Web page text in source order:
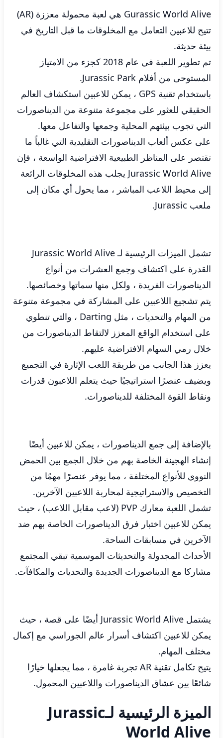
Gurassic World Alive هي لعبة محمولة معززة (AR)
تتيح للاعبين التعامل مع المخلوقات ما قبل التاريخ في
بيئة حديثة.
تم تطوير اللعبة في عام 2018 كجزء من الامتياز
المستوحى من أفلام Jurassic Park.
باستخدام تقنية GPS ، يمكن للاعبين استكشاف العالم
الحقيقي للعثور على مجموعة متنوعة من الديناصورات
التي تجوب بيئتهم المحلية وجمعها والتفاعل معها.
على عكس ألعاب الديناصورات التقليدية التي غالباً ما
تقتصر على المناظر الطبيعية الافتراضية الواسعة ، فإن
Jurassic World Alive يجلب هذه المخلوقات الرائعة
إلى محيط اللاعب المباشر ، مما يحول أي مكان إلى
ملعب Jurassic.
تشمل الميزات الرئيسية لـ Jurassic World Alive
القدرة على اكتشاف وجمع العشرات من أنواع
الديناصورات الفريدة ، ولكل منها سماتها وخصائصها.
يتم تشجيع اللاعبين على المشاركة في مجموعة متنوعة
من المهام والتحديات ، مثل Darting ، والتي تنطوي
على استخدام الواقع المعزز لالتقاط الديناصورات من
خلال رمي السهام الافتراضية عليهم.
يعزز هذا الجانب من طريقة اللعب الإثارة في التجميع
ويضيف عنصرًا استراتيجيًا حيث يتعلم اللاعبون قدرات
ونقاط القوة المختلفة للديناصورات.
بالإضافة إلى جمع الديناصورات ، يمكن للاعبين أيضًا
إنشاء الهجينة الخاصة بهم من خلال الجمع بين الحمض
النووي للأنواع المختلفة ، مما يوفر عنصرًا مهمًا من
التخصيص والاستراتيجية لمحاربة اللاعبين الآخرين.
تشمل اللعبة معارك PVP (لاعب مقابل اللاعب) ، حيث
يمكن للاعبين اختبار فرق الديناصورات الخاصة بهم ضد
الآخرين في مسابقات الساحة.
الأحداث المجدولة والتحديثات الموسمية تبقي المجتمع
مشاركا مع الديناصورات الجديدة والتحديات والمكافآت.
يشتمل Jurassic World Alive أيضًا على قصة ، حيث
يمكن للاعبين اكتشاف أسرار عالم الجوراسي مع إكمال
مختلف المهام.
يتيح تكامل تقنية AR تجربة غامرة ، مما يجعلها خيارًا
شائعًا بين عشاق الديناصورات واللاعبين المحمول.
الميزة الرئيسية لـJurassic
World Alive